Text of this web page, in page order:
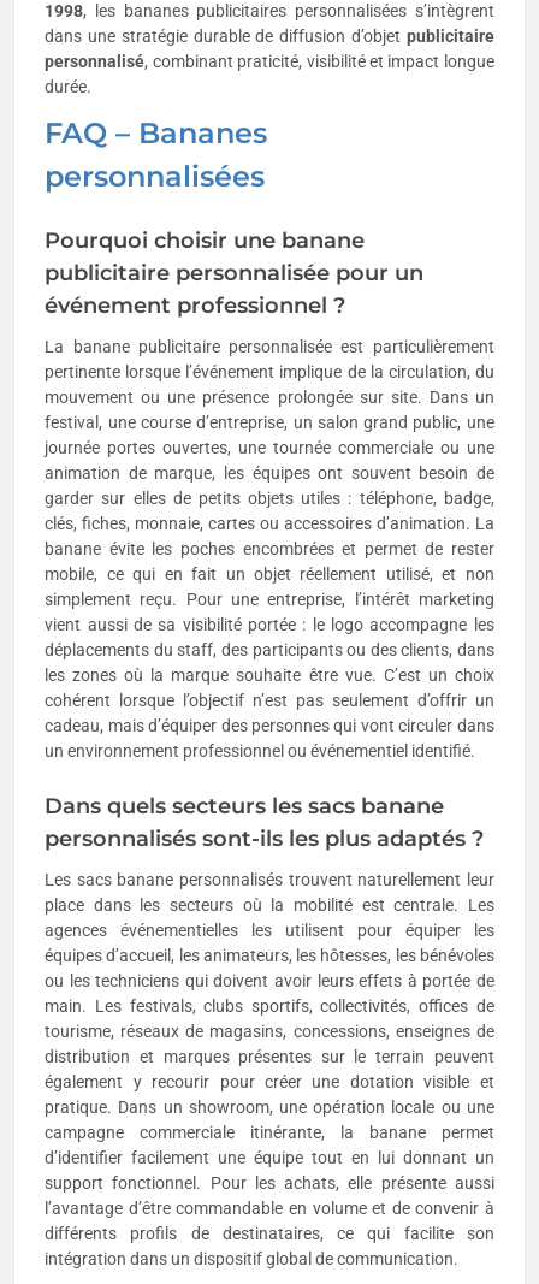
1998, les bananes publicitaires personnalisées s’intègrent
dans une stratégie durable de diffusion d’objet publicitaire
personnalisé, combinant praticité, visibilité et impact longue
durée.
FAQ – Bananes
personnalisées
Pourquoi choisir une banane
publicitaire personnalisée pour un
événement professionnel ?
La banane publicitaire personnalisée est particulièrement
pertinente lorsque l’événement implique de la circulation, du
mouvement ou une présence prolongée sur site. Dans un
festival, une course d’entreprise, un salon grand public, une
journée portes ouvertes, une tournée commerciale ou une
animation de marque, les équipes ont souvent besoin de
garder sur elles de petits objets utiles : téléphone, badge,
clés, fiches, monnaie, cartes ou accessoires d’animation. La
banane évite les poches encombrées et permet de rester
mobile, ce qui en fait un objet réellement utilisé, et non
simplement reçu. Pour une entreprise, l’intérêt marketing
vient aussi de sa visibilité portée : le logo accompagne les
déplacements du staff, des participants ou des clients, dans
les zones où la marque souhaite être vue. C’est un choix
cohérent lorsque l’objectif n’est pas seulement d’offrir un
cadeau, mais d’équiper des personnes qui vont circuler dans
un environnement professionnel ou événementiel identifié.
Dans quels secteurs les sacs banane
personnalisés sont-ils les plus adaptés ?
Les sacs banane personnalisés trouvent naturellement leur
place dans les secteurs où la mobilité est centrale. Les
agences événementielles les utilisent pour équiper les
équipes d’accueil, les animateurs, les hôtesses, les bénévoles
ou les techniciens qui doivent avoir leurs effets à portée de
main. Les festivals, clubs sportifs, collectivités, offices de
tourisme, réseaux de magasins, concessions, enseignes de
distribution et marques présentes sur le terrain peuvent
également y recourir pour créer une dotation visible et
pratique. Dans un showroom, une opération locale ou une
campagne commerciale itinérante, la banane permet
d’identifier facilement une équipe tout en lui donnant un
support fonctionnel. Pour les achats, elle présente aussi
l’avantage d’être commandable en volume et de convenir à
différents profils de destinataires, ce qui facilite son
intégration dans un dispositif global de communication.